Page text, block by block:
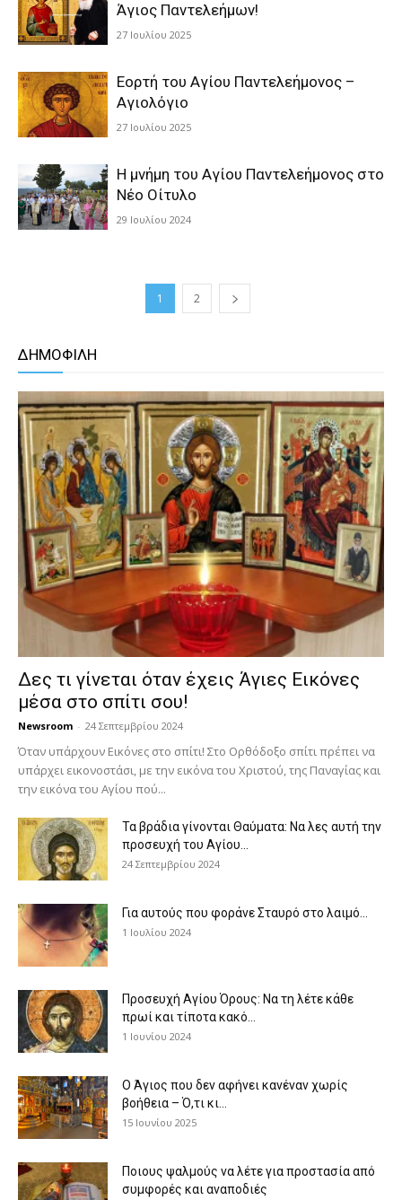
Άγιος Παντελεήμων!
27 Ιουλίου 2025
Εορτή του Αγίου Παντελεήμονος –
Αγιολόγιο
27 Ιουλίου 2025
Η μνήμη του Αγίου Παντελεήμονος στο
Νέο Οίτυλο
29 Ιουλίου 2024
1 2
ΔΗΜΟΦΙΛΗ
Δες τι γίνεται όταν έχεις Άγιες Εικόνες
μέσα στο σπίτι σου!
Newsroom - 24 Σεπτεμβρίου 2024
Όταν υπάρχουν Εικόνες στο σπίτι! Στο Ορθόδοξο σπίτι πρέπει να
υπάρχει εικονοστάσι, με την εικόνα του Χριστού, της Παν­αγίας και
την εικόνα του Αγίου πού...
Τα βράδια γίνονται Θαύματα: Να λες αυτή την
προσευχή του Αγίου...
24 Σεπτεμβρίου 2024
Για αυτούς που φοράνε Σταυρό στο λαιμό…
1 Ιουλίου 2024
Προσευχή Αγίου Όρους: Να τη λέτε κάθε
πρωί και τίποτα κακό...
1 Ιουνίου 2024
Ο Άγιος που δεν αφήνει κανέναν χωρίς
βοήθεια – Ό,τι κι...
15 Ιουνίου 2025
Ποιους ψαλμούς να λέτε για προστασία από
συμφορές και αναποδιές